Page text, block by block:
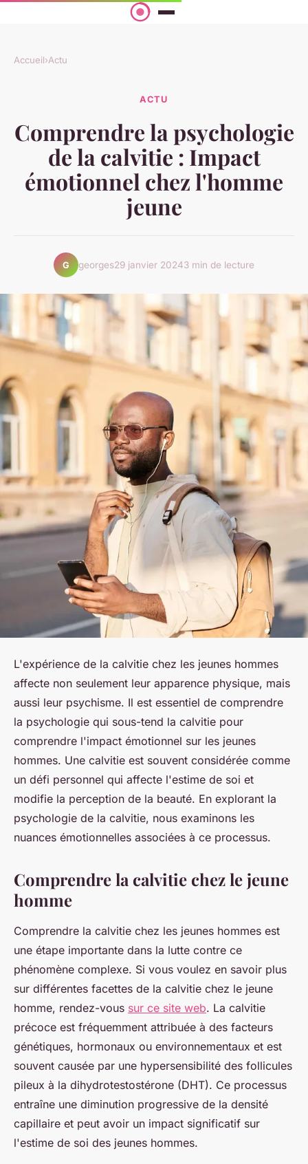
Accueil›Actu
ACTU
Comprendre la psychologie
de la calvitie : Impact
émotionnel chez l'homme
jeune
G georges29 janvier 20243 min de lecture
L'expérience de la calvitie chez les jeunes hommes
affecte non seulement leur apparence physique, mais
aussi leur psychisme. Il est essentiel de comprendre
la psychologie qui sous-tend la calvitie pour
comprendre l'impact émotionnel sur les jeunes
hommes. Une calvitie est souvent considérée comme
un défi personnel qui affecte l'estime de soi et
modifie la perception de la beauté. En explorant la
psychologie de la calvitie, nous examinons les
nuances émotionnelles associées à ce processus.
Comprendre la calvitie chez le jeune
homme
Comprendre la calvitie chez les jeunes hommes est
une étape importante dans la lutte contre ce
phénomène complexe. Si vous voulez en savoir plus
sur différentes facettes de la calvitie chez le jeune
homme, rendez-vous sur ce site web. La calvitie
précoce est fréquemment attribuée à des facteurs
génétiques, hormonaux ou environnementaux et est
souvent causée par une hypersensibilité des follicules
pileux à la dihydrotestostérone (DHT). Ce processus
entraîne une diminution progressive de la densité
capillaire et peut avoir un impact significatif sur
l'estime de soi des jeunes hommes.